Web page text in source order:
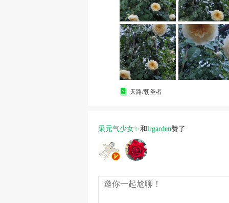
天路/朝圣者
采元气少女✨和lrgarden赞了